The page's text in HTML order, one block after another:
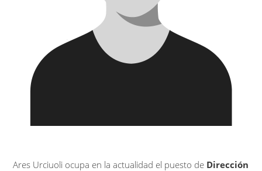
Ares Urciuoli ocupa en la actualidad el puesto de Dirección